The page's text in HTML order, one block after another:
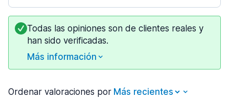
Todas las opiniones son de clientes reales y
han sido verificadas.
Más información
Ordenar valoraciones por